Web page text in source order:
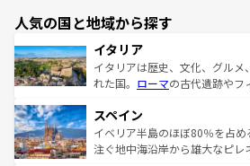
人気の国と地域から探す
イタリア
イタリアは歴史、文化、グル
れた国。 ローマの古代遺跡やフ
ろん、トスカーナの美しい田園
景など、自然景観も見逃せない
ピザやパスタなど、絶品のイタ
スペイン
イベリア半島のほぼ80％を占
注ぐ地中海沿岸から雄大なピレ